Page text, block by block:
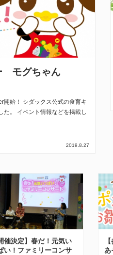
モグちゃん
始！ シダックス公式の食育キ
た。 イベント情報などを掲載し
2019.8.27
催決定】春だ！元気い
い！ファミリーコンサ
あ